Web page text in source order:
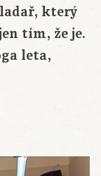
který
tím, že je.
leta,